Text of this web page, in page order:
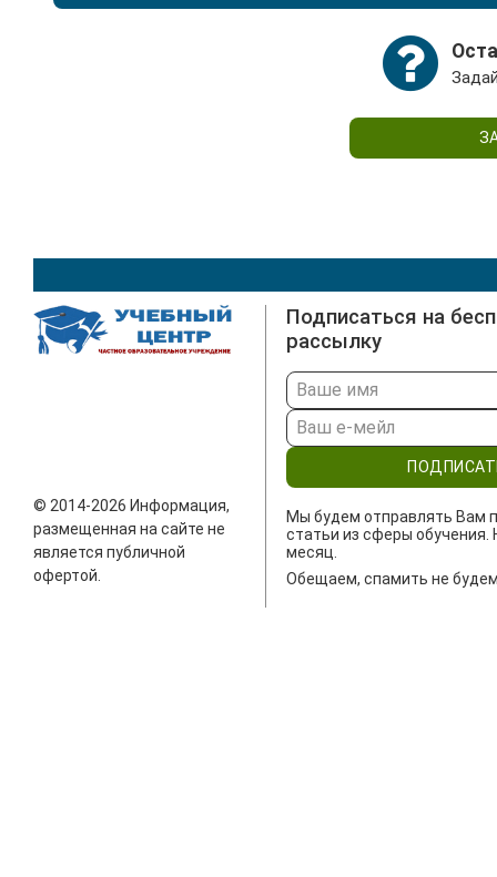
Все необходимые материалы и обучающие
© 2014-2026 Информация,
размещенная на сайте не
является публичной
офертой.
Подписаться на
рассылку
Мы будем отправлять Вам
статьи из сферы обучения.
месяц.
Обещаем, спамить не